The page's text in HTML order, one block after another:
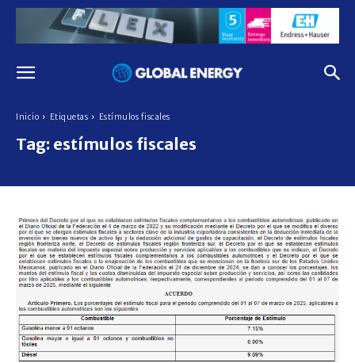
Inicio Etiquetas Estímulos fiscales
Tag: estímulos fiscales